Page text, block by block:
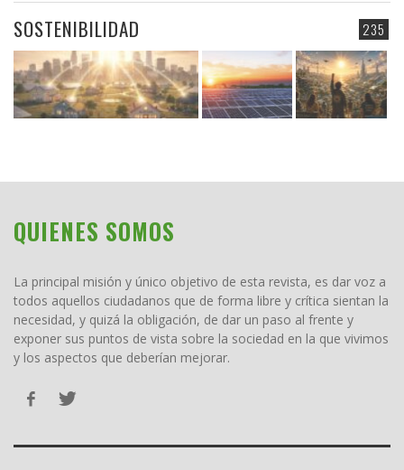
235
SOSTENIBILIDAD
QUIENES SOMOS
La principal misión y único objetivo de esta revista, es dar voz a
todos aquellos ciudadanos que de forma libre y crítica sientan la
necesidad, y quizá la obligación, de dar un paso al frente y
exponer sus puntos de vista sobre la sociedad en la que vivimos
y los aspectos que deberían mejorar.